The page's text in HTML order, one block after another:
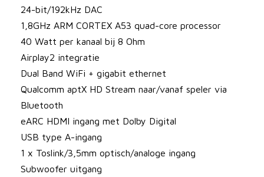
o
d
e
E
d
g
e
a
a
n
t
24-bit/192kHz DAC
1,8GHz ARM CORTEX A53 quad-core processor
40 Watt per kanaal bij 8 Ohm
Airplay2 integratie
Dual Band WiFi + gigabit ethernet
Qualcomm aptX HD Stream naar/vanaf speler via
Bluetooth
eARC HDMI ingang met Dolby Digital
USB type A-ingang
1 x Toslink/3,5mm optisch/analoge ingang
Subwoofer uitgang